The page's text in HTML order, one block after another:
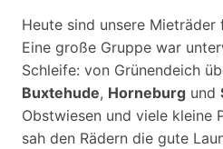
Heute sind unsere
Eine große Gruppe war
Schleife: von Grünendeich
Buxtehude, Horneburg und
Obstwiesen und viele kleine
sah den Rädern die gute